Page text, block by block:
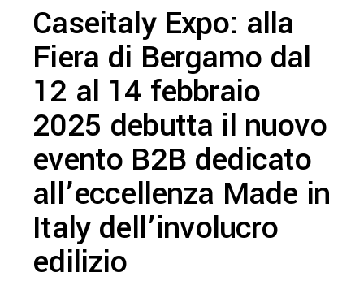
Caseitaly Expo: alla
Fiera di Bergamo dal
12 al 14 febbraio
2025 debutta il nuovo
evento B2B dedicato
all’eccellenza Made in
Italy dell’involucro
edilizio